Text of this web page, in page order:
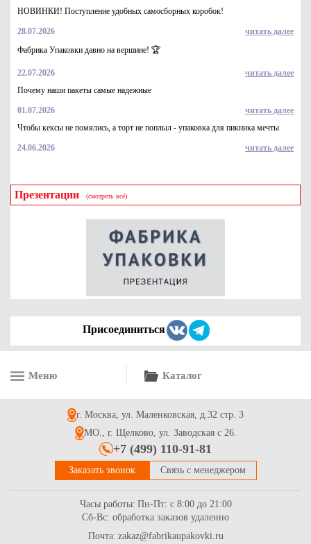
Трубочки коктейльные, 210*7мм
0.45 Купить
Трубочки коктейльные с изгибом цветные, 210*5мм
Ложка деревянная одноразовая серии "Ecovilka", 160мм
НОВИНКИ! Поступление удобных самосборных коробок!
28.07.2026
читать далее
Фабрика Упаковки давно на вершине! 🏆
22.07.2026
читать далее
Почему наши пакеты самые надежные
01.07.2026
читать далее
Чтобы кексы не помялись, а торт не поплыл - упаковка для пикника мечты
24.06.2026 читать далее
Презентации (смотреть всё)
Присоединиться
Меню Каталог
г. Москва, ул. Маленковская, д.32 стр. 3
МО., г. Щелково, ул. Заводская с 26.
+7 (499) 110-91-81
Заказать звонок Связь с менеджером
Часы работы: Пн-Пт: с 8:00 до 21:00
Сб-Вс: обработка заказов удаленно
Почта: zakaz@fabrikaupakovki.ru